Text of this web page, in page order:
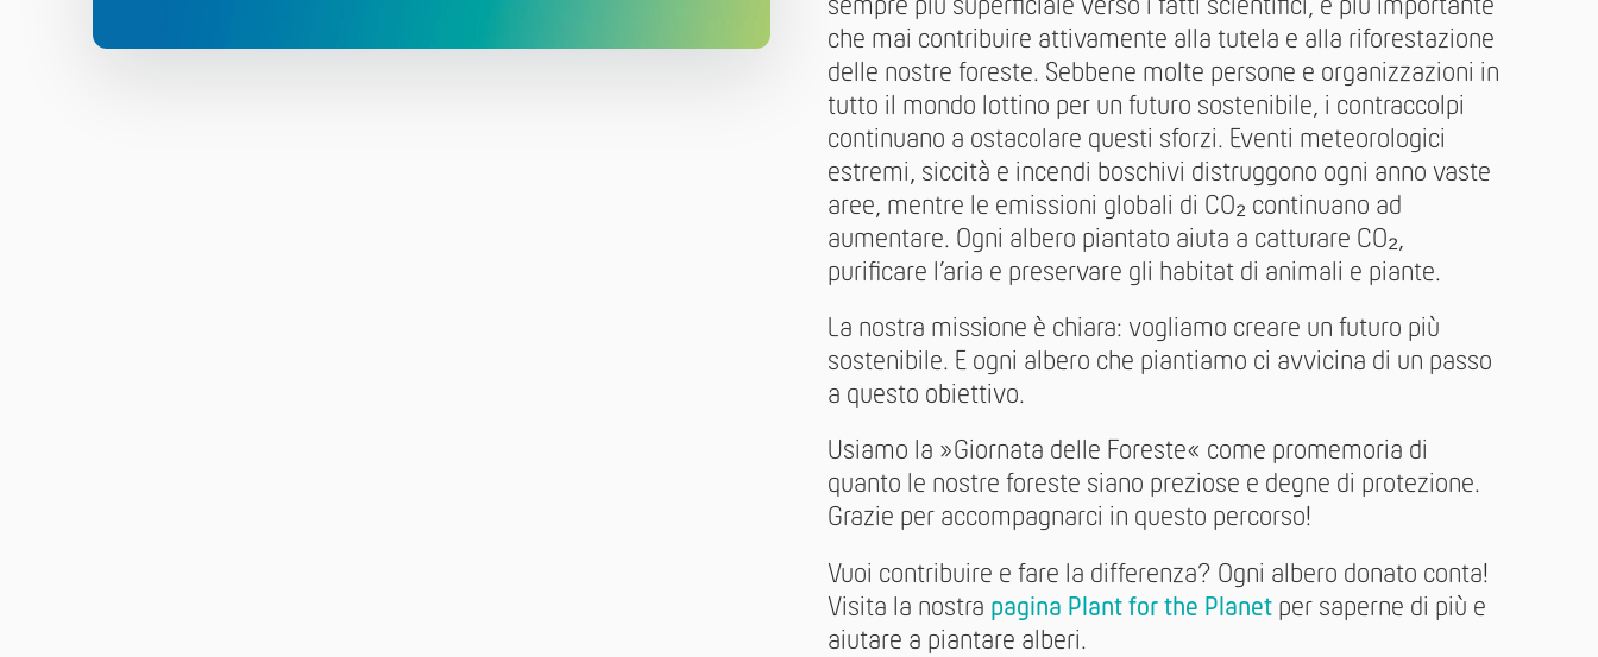
sempre più superficiale verso i fatti scientifici, è più importante
che mai contribuire attivamente alla tutela e alla riforestazione
delle nostre foreste. Sebbene molte persone e organizzazioni in
tutto il mondo lottino per un futuro sostenibile, i contraccolpi
continuano a ostacolare questi sforzi. Eventi meteorologici
estremi, siccità e incendi boschivi distruggono ogni anno vaste
aree, mentre le emissioni globali di CO₂ continuano ad
aumentare. Ogni albero piantato aiuta a catturare CO₂,
purificare l’aria e preservare gli habitat di animali e piante.
La nostra missione è chiara: vogliamo creare un futuro più
sostenibile. E ogni albero che piantiamo ci avvicina di un passo
a questo obiettivo.
Usiamo la »Giornata delle Foreste« come promemoria di
quanto le nostre foreste siano preziose e degne di protezione.
Grazie per accompagnarci in questo percorso!
Vuoi contribuire e fare la differenza? Ogni albero donato conta!
Visita la nostra pagina Plant for the Planet per saperne di più e
aiutare a piantare alberi.